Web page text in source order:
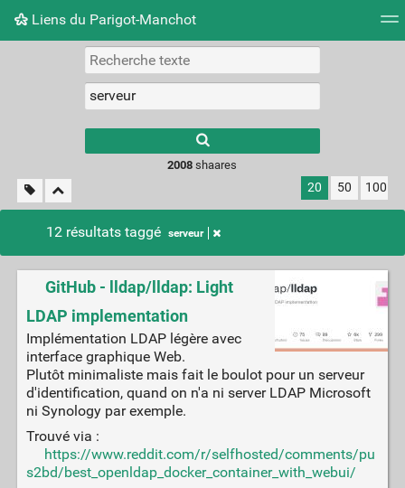
Liens du Parigot-Manchot
Nuage de tags Mur d'images
2008 shaares
20 50 100
12 résultats taggé serveur
GitHub - lldap/lldap: Light
LDAP implementation
Implémentation LDAP légère avec
interface graphique Web.
Plutôt minimaliste mais fait le boulot pour un serveur
d'identification, quand on n'a ni server LDAP Microsoft
ni Synology par exemple.
Trouvé via :
https://www.reddit.com/r/selfhosted/comments/pu
s2bd/best_openldap_docker_container_with_webui/